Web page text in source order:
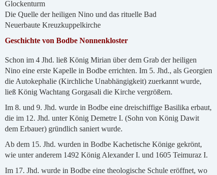
Glockenturm
Die Quelle der heiligen Nino und das rituelle Bad
Neuerbaute Kreuzkuppelkirche
Geschichte von Bodbe Nonnenkloster
Schon im 4 Jhd. ließ König Mirian über dem Grab der heiligen
Nino eine erste Kapelle in Bodbe errichten. Im 5. Jhd., als Georgien
die Autokephalie (Kirchliche Unabhängigkeit) zuerkannt wurde,
ließ König Wachtang Gorgasali die Kirche vergrößern.
Im 8. und 9. Jhd. wurde in Bodbe eine dreischiffige Basilika erbaut,
die im 12. Jhd. unter König Demetre I. (Sohn von König Dawit
dem Erbauer) gründlich saniert wurde.
Ab dem 15. Jhd. wurden in Bodbe Kachetische Könige gekrönt,
wie unter anderem 1492 König Alexander I. und 1605 Teimuraz I.
Im 17. Jhd. wurde in Bodbe eine theologische Schule eröffnet, wo